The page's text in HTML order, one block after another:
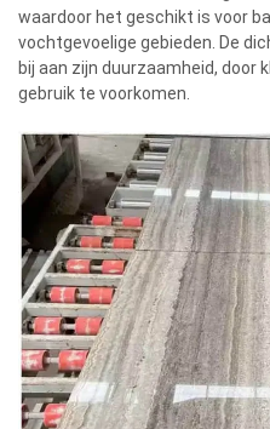
waardoor het geschikt is voor
vochtgevoelige gebieden. De
bij aan zijn duurzaamheid, door
gebruik te voorkomen.